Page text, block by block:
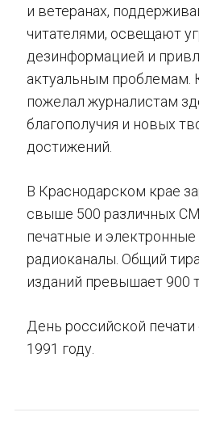
и ветеранах,
читателями, освещают
дезинформацией и
актуальным проблемам.
пожелал журналистам
благополучия и новых
достижений.
В Краснодарском крае
свыше 500 различных
печатные и электронные
радиоканалы. Общий
изданий превышает 900
День российской
1991 году.